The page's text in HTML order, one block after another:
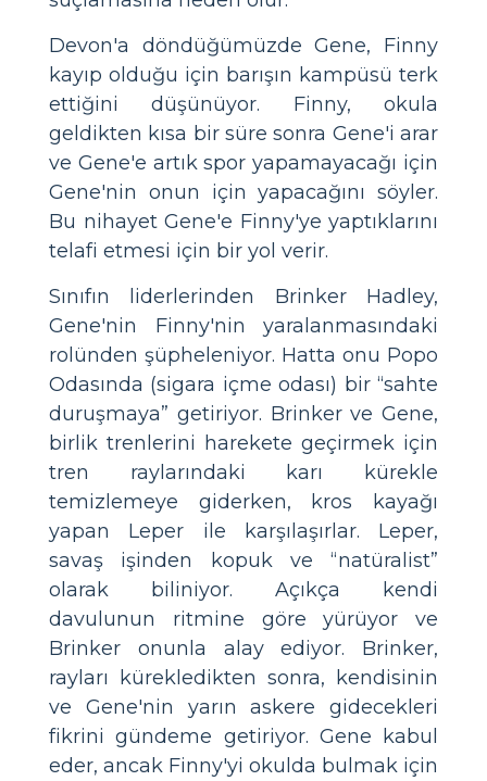
Devon'a döndüğümüzde Gene, Finny
kayıp olduğu için barışın kampüsü terk
ettiğini düşünüyor. Finny, okula
geldikten kısa bir süre sonra Gene'i arar
ve Gene'e artık spor yapamayacağı için
Gene'nin onun için yapacağını söyler.
Bu nihayet Gene'e Finny'ye yaptıklarını
telafi etmesi için bir yol verir.
Sınıfın liderlerinden Brinker Hadley,
Gene'nin Finny'nin yaralanmasındaki
rolünden şüpheleniyor. Hatta onu Popo
Odasında (sigara içme odası) bir “sahte
duruşmaya” getiriyor. Brinker ve Gene,
birlik trenlerini harekete geçirmek için
tren raylarındaki karı kürekle
temizlemeye giderken, kros kayağı
yapan Leper ile karşılaşırlar. Leper,
savaş işinden kopuk ve “natüralist”
olarak biliniyor. Açıkça kendi
davulunun ritmine göre yürüyor ve
Brinker onunla alay ediyor. Brinker,
rayları kürekledikten sonra, kendisinin
ve Gene'nin yarın askere gidecekleri
fikrini gündeme getiriyor. Gene kabul
eder, ancak Finny'yi okulda bulmak için